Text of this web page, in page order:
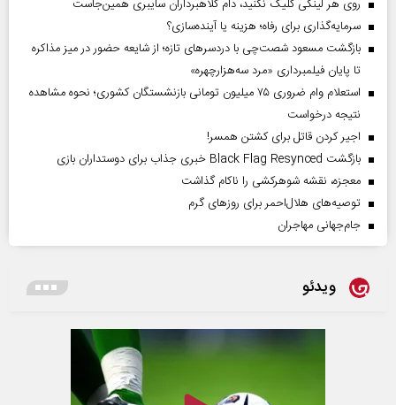
روی هر لینکی کلیک نکنید، دام کلاهبرداران سایبری همین‌جاست
سرمایه‌گذاری برای رفاه؛ هزینه یا آینده‌سازی؟
بازگشت مسعود شصت‌چی با دردسر‌های تازه؛ از شایعه حضور در میز مذاکره
تا پایان فیلمبرداری «مرد سه‌هزارچهره»
استعلام وام ضروری ۷۵ میلیون تومانی بازنشستگان کشوری؛ نحوه مشاهده
نتیجه درخواست
اجیر کردن قاتل برای کشتن همسر!
بازگشت Black Flag Resynced خبری جذاب برای دوستداران بازی
معجزه، نقشه شوهرکشی را ناکام گذاشت
توصیه‌های هلال‌احمر برای روز‌های گرم
جام‌جهانی مهاجران
ویدئو